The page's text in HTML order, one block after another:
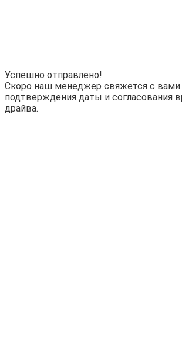
Успешно отправлено!
Скоро наш менеджер свяжется с вами
подтверждения даты и согласования
драйва.